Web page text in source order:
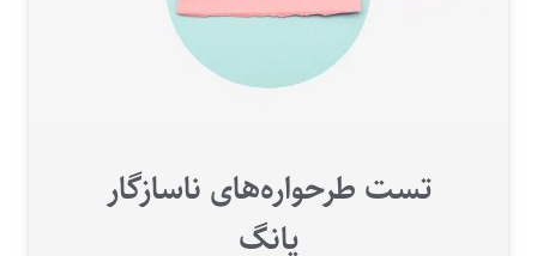
تست طرحواره‌های ناسازگار
یانگ